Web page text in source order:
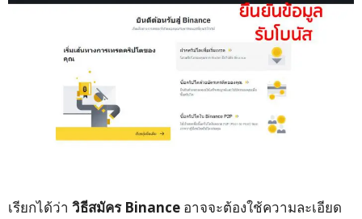
เรียกได้ว่า วิธีสมัคร Binance อาจจะต้องใช้ความละเอียด